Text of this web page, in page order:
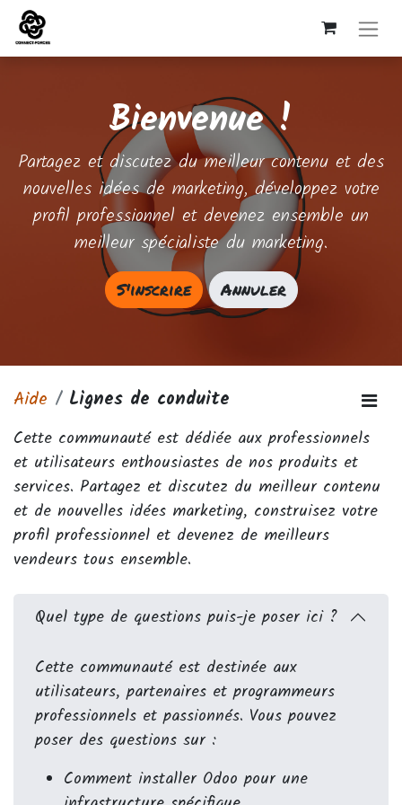
Bienvenue !
Partagez et discutez du meilleur contenu et des
nouvelles idées de marketing, développez votre
profil professionnel et devenez ensemble un
meilleur spécialiste du marketing.
S'inscrire Annuler
Aide Lignes de conduite
Cette communauté est dédiée aux professionnels
et utilisateurs enthousiastes de nos produits et
services. Partagez et discutez du meilleur contenu
et de nouvelles idées marketing, construisez votre
profil professionnel et devenez de meilleurs
vendeurs tous ensemble.
Quel type de questions puis-je poser ici ?
Cette communauté est destinée aux
utilisateurs, partenaires et programmeurs
professionnels et passionnés. Vous pouvez
poser des questions sur :
Comment installer Odoo pour une